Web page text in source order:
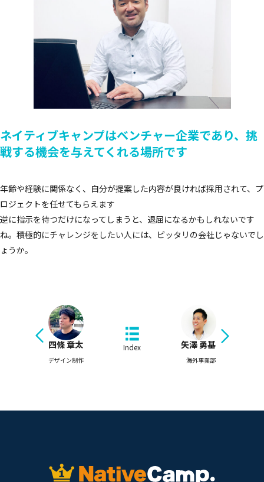
ネイティブキャンプはベンチャー企業であり、 挑
戦する機会を与えてくれる場所です
年齢や経験に関係なく、自分が提案した内容が良ければ採用されて、プ
ロジェクトを任せてもらえます
逆に指示を待つだけになってしまうと、退屈になるかもしれないです
ね。積極的にチャレンジをしたい人には、ピッタリの会社じゃないでし
ょうか。
四條 章太
デザイン制作
Index 矢澤 勇基
海外事業部